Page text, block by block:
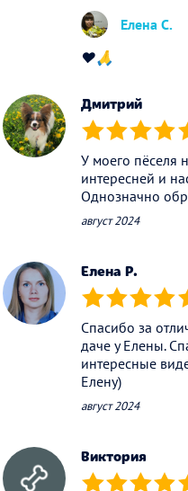
Елена С.
❤️🙏
Дмитрий
(*) (*) (*) (*)
У моего пёселя
интересней и
Однозначно
август 2024
Елена Р.
(*) (*) (*) (*)
Спасибо за
даче у Елены.
интересные
Елену)
август 2024
Виктория